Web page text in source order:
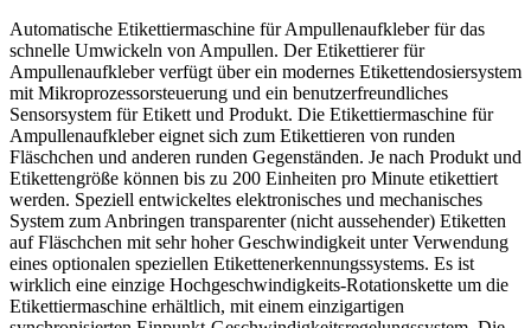
Automatische Etikettiermaschine für Ampullenaufkleber für das
schnelle Umwickeln von Ampullen. Der Etikettierer für
Ampullenaufkleber verfügt über ein modernes Etikettendosiersystem
mit Mikroprozessorsteuerung und ein benutzerfreundliches
Sensorsystem für Etikett und Produkt. Die Etikettiermaschine für
Ampullenaufkleber eignet sich zum Etikettieren von runden
Fläschchen und anderen runden Gegenständen. Je nach Produkt und
Etikettengröße können bis zu 200 Einheiten pro Minute etikettiert
werden. Speziell entwickeltes elektronisches und mechanisches
System zum Anbringen transparenter (nicht aussehender) Etiketten
auf Fläschchen mit sehr hoher Geschwindigkeit unter Verwendung
eines optionalen speziellen Etikettenerkennungssystems. Es ist
wirklich eine einzige Hochgeschwindigkeits-Rotationskette um die
Etikettiermaschine erhältlich, mit einem einzigartigen